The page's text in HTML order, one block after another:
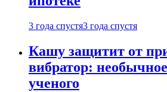
3 года спустя3 года спустя
Кашу защитит от
вибратор:
ученого